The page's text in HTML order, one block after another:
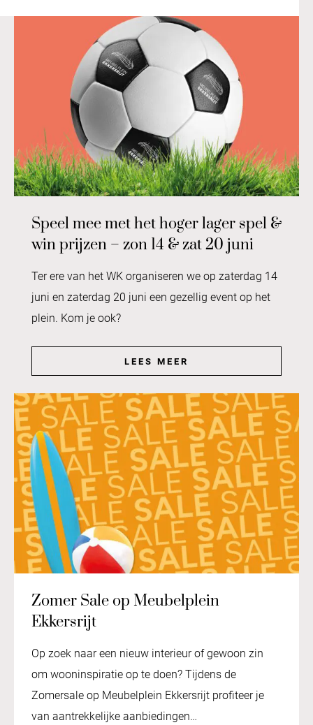
Speel mee met het hoger lager spel &
win prijzen – zon 14 & zat 20 juni
Ter ere van het WK organiseren we op zaterdag 14
juni en zaterdag 20 juni een gezellig event op het
plein. Kom je ook?
LEES MEER
Zomer Sale op Meubelplein
Ekkersrijt
Op zoek naar een nieuw interieur of gewoon zin
om wooninspiratie op te doen? Tijdens de
Zomersale op Meubelplein Ekkersrijt profiteer je
van aantrekkelijke aanbiedingen…